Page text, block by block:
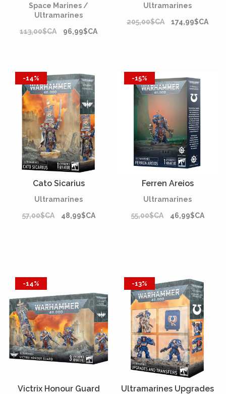
Space Marines /
Ultramarines
113,00$CA
96,99$CA
Ultramarines
205,00$CA
174,99$CA
-14%
Cato Sicarius
Ultramarines
57,00$CA
48,99$CA
-15%
Ferren Areios
Ultramarines
55,00$CA
46,99$CA
-14%
Victrix Honour Guard
-13%
Ultramarines Upgrades